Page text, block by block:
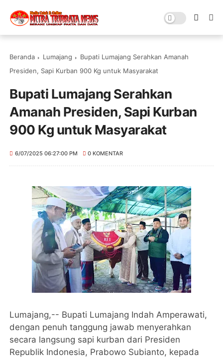
Beranda Lumajang
Bupati Lumajang Serahkan Amanah
Presiden, Sapi Kurban 900 Kg untuk Masyarakat
Bupati Lumajang Serahkan
Amanah Presiden, Sapi Kurban
900 Kg untuk Masyarakat
6/07/2025 06:27:00 PM 0 KOMENTAR
Lumajang,-- Bupati Lumajang Indah Amperawati,
dengan penuh tanggung jawab menyerahkan
secara langsung sapi kurban dari Presiden
Republik Indonesia, Prabowo Subianto, kepada